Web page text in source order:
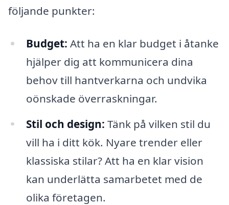
följande punkter:
Budget: Att ha en klar budget i åtanke
hjälper dig att kommunicera dina
behov till hantverkarna och undvika
oönskade överraskningar.
Stil och design: Tänk på vilken stil du
vill ha i ditt kök. Nyare trender eller
klassiska stilar? Att ha en klar vision
kan underlätta samarbetet med de
olika företagen.